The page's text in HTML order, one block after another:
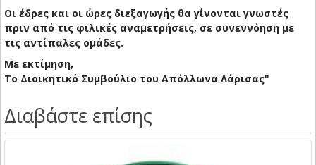
Οι έδρες και οι ώρες διεξαγωγής θα γίνονται γνωστές
πριν από τις φιλικές αναμετρήσεις, σε συνεννόηση με
τις αντίπαλες ομάδες.
Με εκτίμηση,
Το Διοικητικό Συμβούλιο του Απόλλωνα Λάρισας"
Διαβάστε επίσης